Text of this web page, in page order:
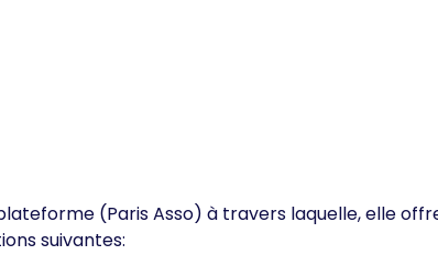
(Paris Asso) à travers laquelle, elle
suivantes: